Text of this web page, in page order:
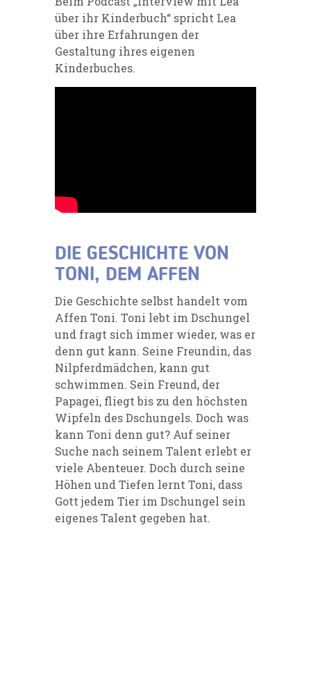
über ihr Kinderbuch“ spricht Lea
über ihre Erfahrungen der
Gestaltung ihres eigenen
Kinderbuches.
DIE GESCHICHTE VON
TONI, DEM AFFEN
Die Geschichte selbst handelt vom
Affen Toni. Toni lebt im Dschungel
und fragt sich immer wieder, was er
denn gut kann. Seine Freundin, das
Nilpferdmädchen, kann gut
schwimmen. Sein Freund, der
Papagei, fliegt bis zu den höchsten
Wipfeln des Dschungels. Doch was
kann Toni denn gut? Auf seiner
Suche nach seinem Talent erlebt er
viele Abenteuer. Doch durch seine
Höhen und Tiefen lernt Toni, dass
Gott jedem Tier im Dschungel sein
eigenes Talent gegeben hat.